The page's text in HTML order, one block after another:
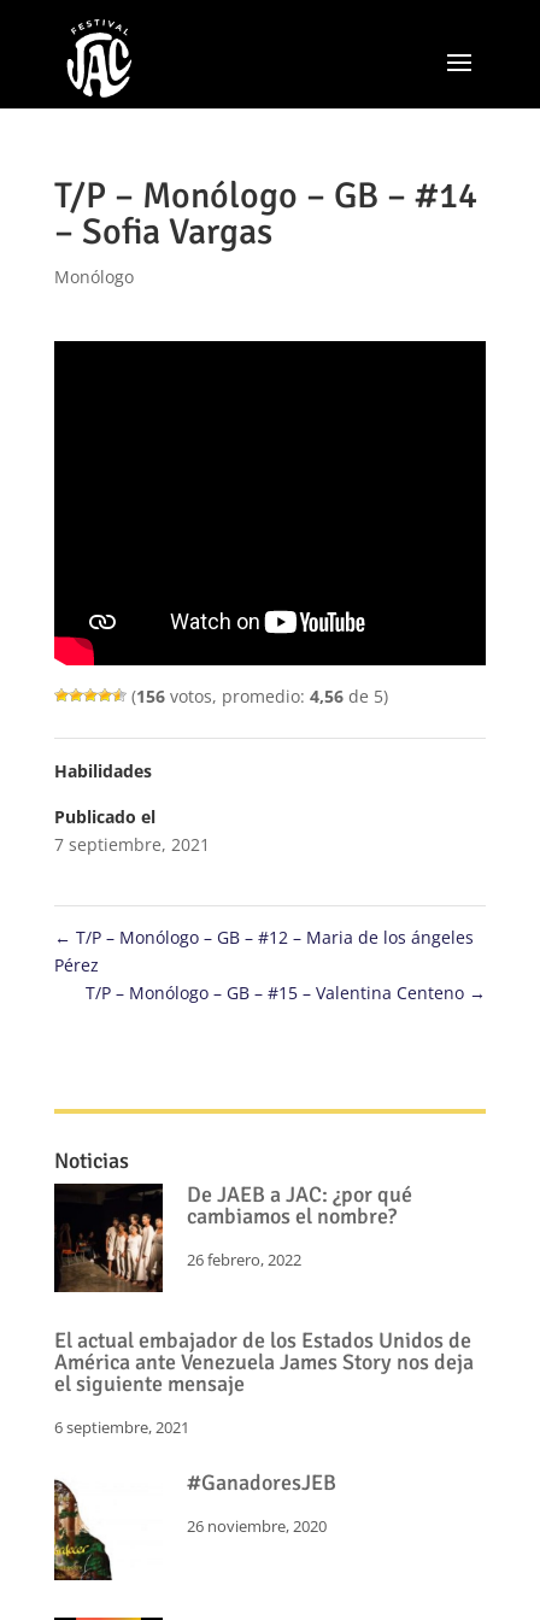
T/P – Monólogo – GB – #14
– Sofia Vargas
Monólogo
(156votos, promedio: 4,56de 5)
Habilidades
Publicado el
7 septiembre, 2021
← T/P – Monólogo – GB – #12 – Maria de los ángeles
Pérez
T/P – Monólogo – GB – #15 – Valentina Centeno →
Noticias
De JAEB a JAC: ¿por qué
cambiamos el nombre?
26 febrero, 2022
El actual embajador de los Estados Unidos de
América ante Venezuela James Story nos deja
el siguiente mensaje
6 septiembre, 2021
#GanadoresJEB
26 noviembre, 2020